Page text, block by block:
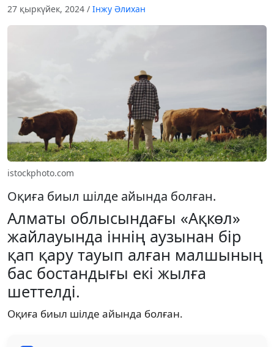
27 қыркүйек, 2024 / Інжу Әлихан
istockphoto.com
Оқиға биыл шілде айында болған.
Алматы облысындағы «Ақкөл»
жайлауында іннің аузынан бір
қап қару тауып алған малшының
бас бостандығы екі жылға
шеттелді.
Оқиға биыл шілде айында болған.